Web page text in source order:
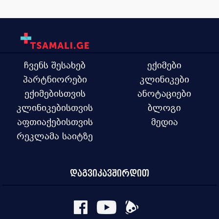
ჩვენს შესახებ
პარტნიორები
ექიმებისთვის
კლინიკებისთვის
აფთიაქებისთვის
რეკლამა საიტზე
ექიმები
კლინიკები
ანოტაციები
ბლოგი
მედია
დაგვიკავშირდით